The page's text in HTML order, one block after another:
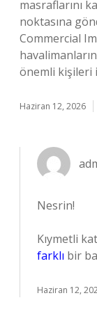
masraflarını
noktasına
Commercial
önemli kişileri
Haziran 12, 2026
Nesrin!
Kıymetli
farklı bir
Haziran 12,